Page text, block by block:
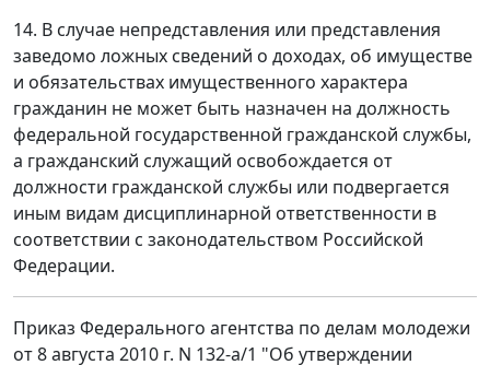
14. В случае непредставления или представления
заведомо ложных сведений о доходах, об имуществе
и обязательствах имущественного характера
гражданин не может быть назначен на должность
федеральной государственной гражданской службы,
а гражданский служащий освобождается от
должности гражданской службы или подвергается
иным видам дисциплинарной ответственности в
соответствии с законодательством Российской
Федерации.
Приказ Федерального агентства по делам молодежи
от 8 августа 2010 г. N 132-а/1 "Об утверждении